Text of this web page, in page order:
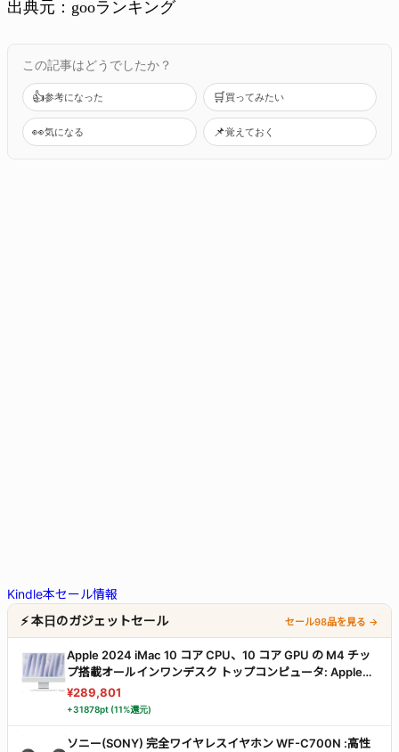
出典元：gooランキング
この記事はどうでしたか？
👍参考になった 🛒買ってみたい
👀気になる 📌覚えておく
Kindle本セール情報
⚡ 本日のガジェットセール
セール98品を見る →
Apple 2024 iMac 10 コア CPU、10 コア GPU の M4 チッ
プ搭載オールインワンデスク トップコンピュータ: Apple
Intelligence のために設計、24 インチ Retina ディスプレ
イ、16GBユニファイドメモリ、256GBの SSD ストレー
ジ、ボディと同じカラーのアクセサリ、iPhone や iPad との
連係機能 - シルバー
¥289,801
+31878pt (11%還元)
ソニー(SONY) 完全ワイヤレスイヤホン WF-C700N :高性